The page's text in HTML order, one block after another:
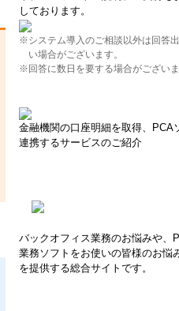
しております。
※システム導入のご相談以外は回答
い場合がございます。
※回答に数日を要する場合がございま
金融機関の口座明細を取得、PCA
連携するサービスのご紹介
バックオフィス業務のお悩みや、
業務ソフトをお使いの皆様のお悩
を提供する総合サイトです。